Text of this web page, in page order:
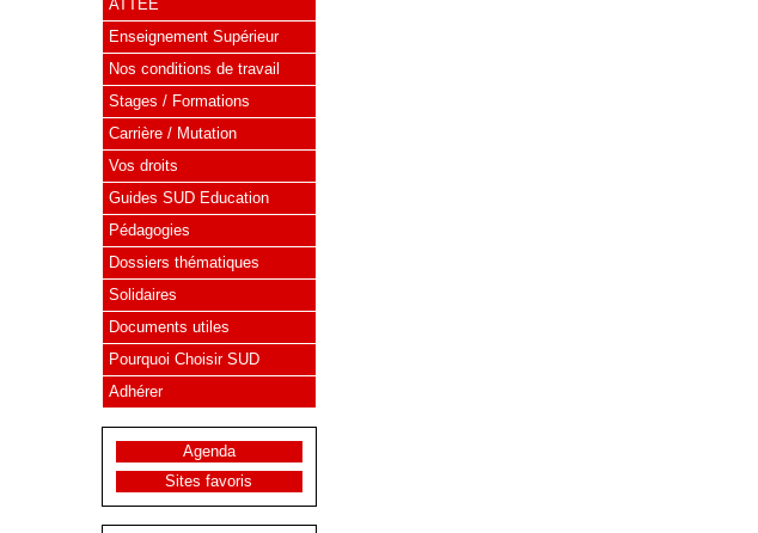
ATTEE
Enseignement Supérieur
Nos conditions de travail
Stages / Formations
Carrière / Mutation
Vos droits
Guides SUD Education
Pédagogies
Dossiers thématiques
Solidaires
Documents utiles
Pourquoi Choisir SUD
Adhérer
Agenda
Sites favoris